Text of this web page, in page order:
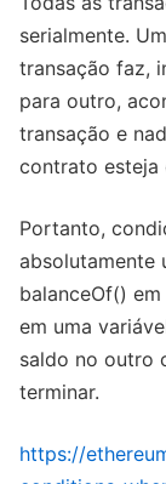
serialmente.
transação faz,
para outro,
transação e
contrato esteja
Portanto,
absolutamente
balanceOf()
em uma
saldo no outro
terminar.
https://